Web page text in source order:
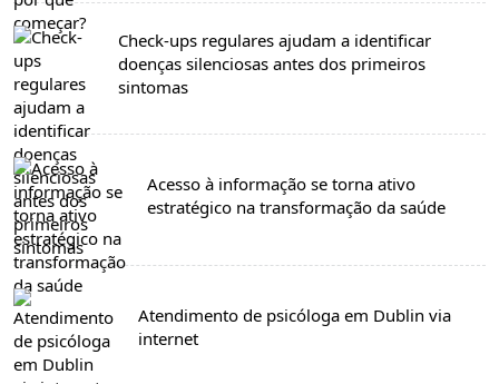
Check-ups regulares ajudam a identificar
doenças silenciosas antes dos primeiros
sintomas
Acesso à informação se torna ativo
estratégico na transformação da saúde
Atendimento de psicóloga em Dublin via
internet